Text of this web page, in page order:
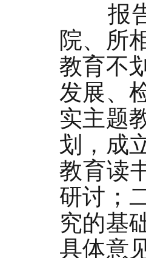
报
院、所
教育不
发展、
实主题
划，成
教育读
研讨；
究的基
具体意